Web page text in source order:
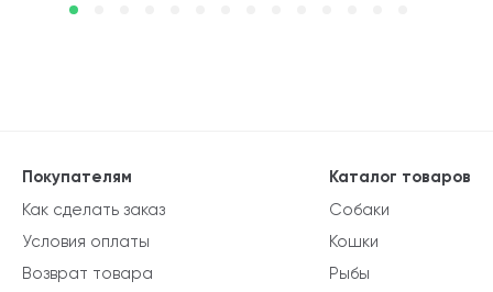
Каталог товаров
Собаки
Кошки
Рыбы
Покупателям
Как сделать заказ
Условия оплаты
Возврат товара